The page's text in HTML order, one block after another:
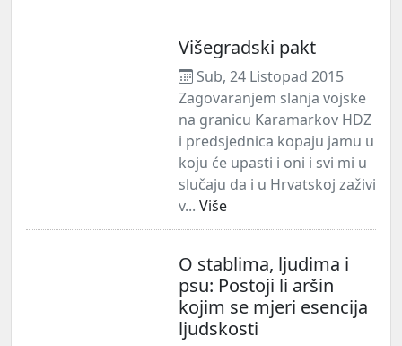
Višegradski pakt
Sub, 24 Listopad 2015
Zagovaranjem slanja vojske
na granicu Karamarkov HDZ
i predsjednica kopaju jamu u
koju će upasti i oni i svi mi u
slučaju da i u Hrvatskoj zaživi
v... Više
O stablima, ljudima i
psu: Postoji li aršin
kojim se mjeri esencija
ljudskosti